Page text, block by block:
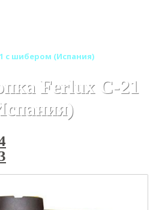
с шибером (Испания)
Ferlux C-21